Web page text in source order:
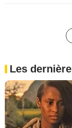
Les